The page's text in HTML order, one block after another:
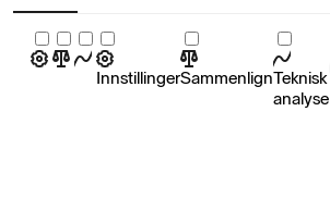
InnstillingerSammenlignTeknisk
analyse